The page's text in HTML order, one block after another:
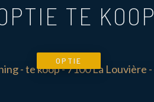
TE KOOP
OPTIE